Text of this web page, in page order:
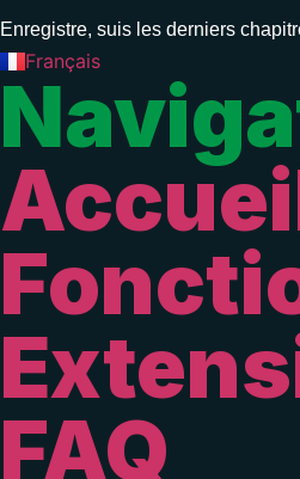
Enregistre, suis les derniers
Français
English
FAQ